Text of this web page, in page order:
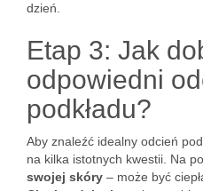
dzień.
Etap 3: Jak
odpowiedni
podkładu?
Aby znaleźć idealny odcień
na kilka istotnych kwestii. Na
swojej skóry – może być